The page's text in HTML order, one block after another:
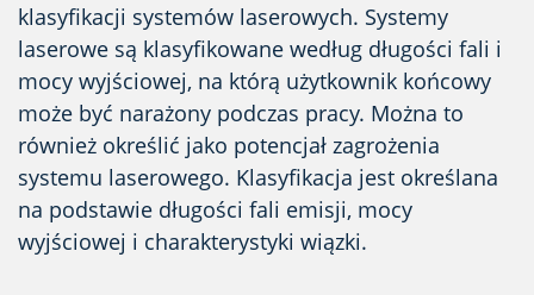
klasyfikacji systemów laserowych. Systemy
laserowe są klasyfikowane według długości fali i
mocy wyjściowej, na którą użytkownik końcowy
może być narażony podczas pracy. Można to
również określić jako potencjał zagrożenia
systemu laserowego. Klasyfikacja jest określana
na podstawie długości fali emisji, mocy
wyjściowej i charakterystyki wiązki.